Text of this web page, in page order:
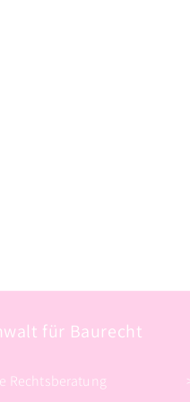
für Baurecht
Rechtsberatung